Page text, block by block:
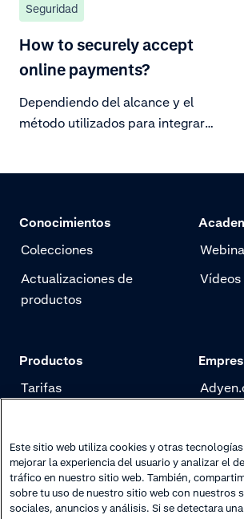
Seguridad
How to securely accept
online payments?
Dependiendo del alcance y el
método utilizados para integrar
disponibilidad de los datos de tu
empresa y tus clientes.
Conocimientos
Colecciones
Actualizaciones de
productos
Productos
Tarifas
Gestión de riesgo
Autenticación
Este sitio web utiliza cookies y otras
mejorar la experiencia del usuario y analizar el
tráfico en nuestro sitio web. También,
sobre tu uso de nuestro sitio web con nuestros
sociales, anuncios y análisis. Si se detectara